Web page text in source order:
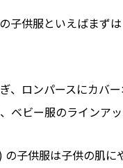
子供服といえばまず
、ロンパースにカバ
ベビー服のラインアッ
の子供服は子供の肌に